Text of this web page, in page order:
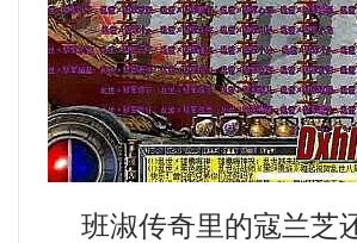
班淑传奇里的寇兰芝